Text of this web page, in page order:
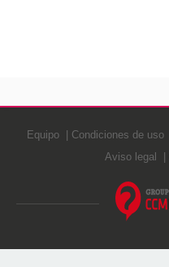
Equipo Condiciones de uso
Aviso legal